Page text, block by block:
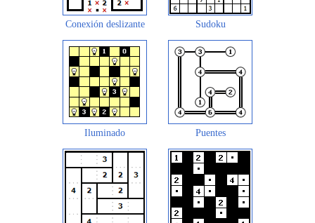
Conexión deslizante Sudoku
Iluminado Puentes